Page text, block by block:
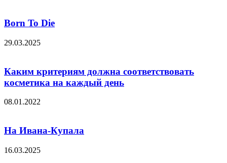
Born To Die
29.03.2025
Каким критериям должна соответствовать
косметика на каждый день
08.01.2022
На Ивана-Купала
16.03.2025